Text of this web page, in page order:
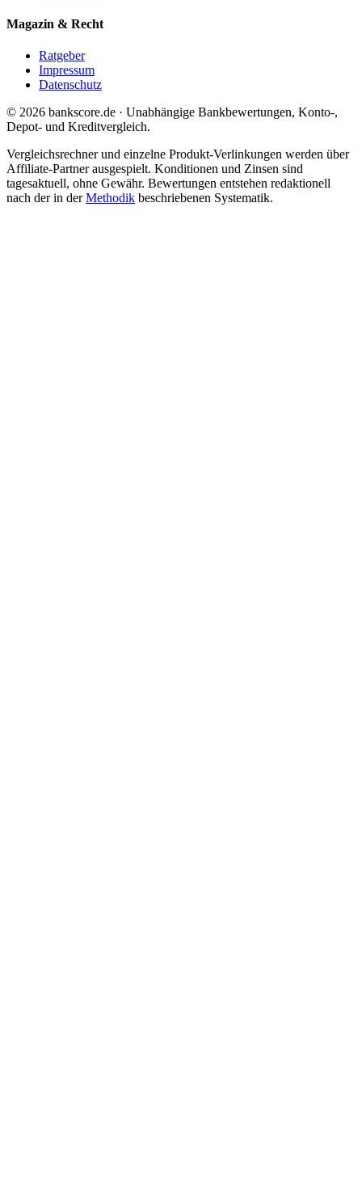
Magazin & Recht
Ratgeber
Impressum
Datenschutz
© 2026 bankscore.de · Unabhängige Bankbewertungen, Konto-,
Depot- und Kreditvergleich.
Vergleichsrechner und einzelne Produkt-Verlinkungen werden über
Affiliate-Partner ausgespielt. Konditionen und Zinsen sind
tagesaktuell, ohne Gewähr. Bewertungen entstehen redaktionell
nach der in derMethodik beschriebenen Systematik.